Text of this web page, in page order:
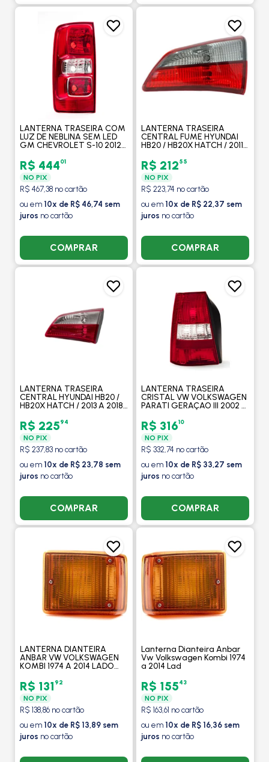
LANTERNA TRASEIRA COM
LUZ DE NEBLINA SEM LED
GM CHEVROLET S-10 2012
ARTEB
R$ 44401
NO PIX
R$ 467,38 no cartão
ou em 10x de R$ 46,74 sem
juros no cartão
COMPRAR
LANTERNA TRASEIRA
CENTRAL FUME HYUNDAI
HB20 / HB20X HATCH / 2011
ARTEB
R$ 21255
NO PIX
R$ 223,74 no cartão
ou em 10x de R$ 22,37 sem
juros no cartão
COMPRAR
LANTERNA TRASEIRA
CENTRAL HYUNDAI HB20 /
HB20X HATCH / 2013 A 2018
R$ 22594
NO PIX
R$ 237,83 no cartão
ou em 10x de R$ 23,78 sem
juros no cartão
COMPRAR
LANTERNA TRASEIRA
CRISTAL VW VOLKSWAGEN
PARATI GERAÇAO III 2002 A
ARTEB
R$ 31610
NO PIX
R$ 332,74 no cartão
ou em 10x de R$ 33,27 sem
juros no cartão
COMPRAR
LANTERNA DIANTEIRA
ANBAR VW VOLKSWAGEN
KOMBI 1974 A 2014 LADO
R$ 131 92
NO PIX
R$ 138,86 no cartão
ou em 10x de R$ 13,89 sem
juros no cartão
Lanterna Dianteira Anbar
Vw Volkswagen Kombi 1974
a 2014 Lad
R$ 15543
NO PIX
R$ 163,61 no cartão
ou em 10x de R$ 16,36 sem
juros no cartão